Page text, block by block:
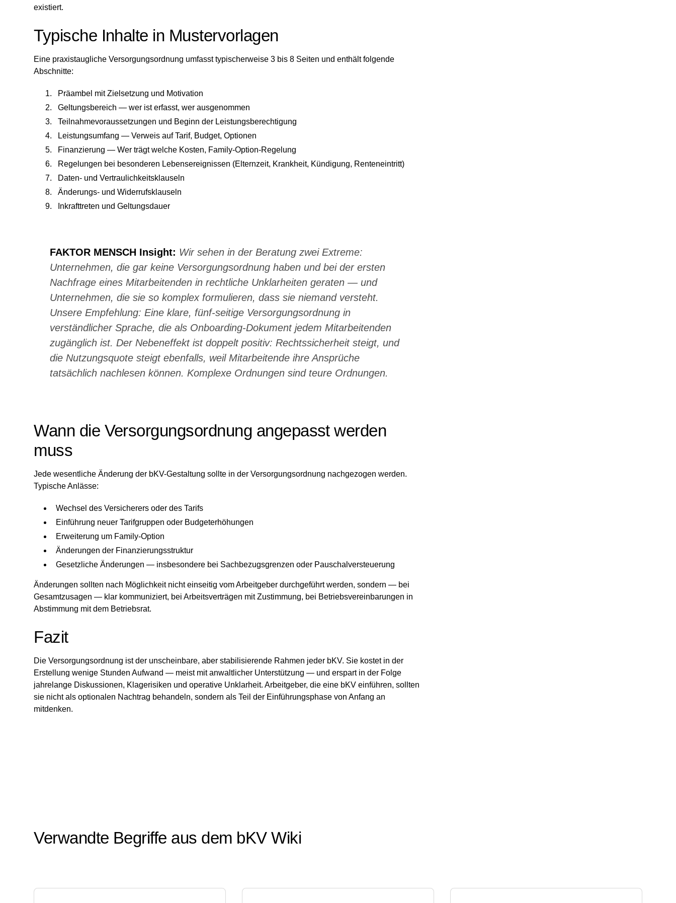
existiert.
Typische Inhalte in Mustervorlagen
Eine praxistaugliche Versorgungsordnung umfasst typischerweise 3 bis 8 Seiten und enthält folgende
Abschnitte:
Präambel mit Zielsetzung und Motivation
Geltungsbereich — wer ist erfasst, wer ausgenommen
Teilnahmevoraussetzungen und Beginn der Leistungsberechtigung
Leistungsumfang — Verweis auf Tarif, Budget, Optionen
Finanzierung — Wer trägt welche Kosten, Family-Option-Regelung
Regelungen bei besonderen Lebensereignissen (Elternzeit, Krankheit, Kündigung, Renteneintritt)
Daten- und Vertraulichkeitsklauseln
Änderungs- und Widerrufsklauseln
Inkrafttreten und Geltungsdauer
FAKTOR MENSCH Insight: Wir sehen in der Beratung zwei Extreme:
Unternehmen, die gar keine Versorgungsordnung haben und bei der ersten
Nachfrage eines Mitarbeitenden in rechtliche Unklarheiten geraten — und
Unternehmen, die sie so komplex formulieren, dass sie niemand versteht.
Unsere Empfehlung: Eine klare, fünf-seitige Versorgungsordnung in
verständlicher Sprache, die als Onboarding-Dokument jedem Mitarbeitenden
zugänglich ist. Der Nebeneffekt ist doppelt positiv: Rechtssicherheit steigt, und
die Nutzungsquote steigt ebenfalls, weil Mitarbeitende ihre Ansprüche
tatsächlich nachlesen können. Komplexe Ordnungen sind teure Ordnungen.
Wann die Versorgungsordnung angepasst werden
muss
Jede wesentliche Änderung der bKV-Gestaltung sollte in der Versorgungsordnung nachgezogen werden.
Typische Anlässe:
Wechsel des Versicherers oder des Tarifs
Einführung neuer Tarifgruppen oder Budgeterhöhungen
Erweiterung um Family-Option
Änderungen der Finanzierungsstruktur
Gesetzliche Änderungen — insbesondere bei Sachbezugsgrenzen oder Pauschalversteuerung
Änderungen sollten nach Möglichkeit nicht einseitig vom Arbeitgeber durchgeführt werden, sondern — bei
Gesamtzusagen — klar kommuniziert, bei Arbeitsverträgen mit Zustimmung, bei Betriebsvereinbarungen in
Abstimmung mit dem Betriebsrat.
Fazit
Die Versorgungsordnung ist der unscheinbare, aber stabilisierende Rahmen jeder bKV. Sie kostet in der
Erstellung wenige Stunden Aufwand — meist mit anwaltlicher Unterstützung — und erspart in der Folge
jahrelange Diskussionen, Klagerisiken und operative Unklarheit. Arbeitgeber, die eine bKV einführen, sollten
sie nicht als optionalen Nachtrag behandeln, sondern als Teil der Einführungsphase von Anfang an
mitdenken.
Verwandte Begriffe aus dem bKV Wiki